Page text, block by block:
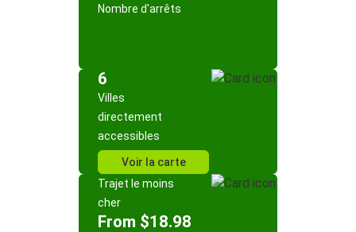
Nombre d'arrêts
6
Villes
directement
accessibles
Voir la carte
Trajet le moins
cher
From $18.98